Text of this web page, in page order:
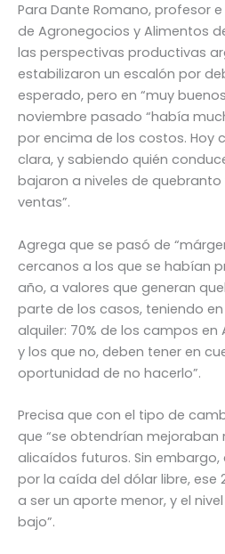
Para Dante Romano, profesor
de Agronegocios y Alimentos
las perspectivas productivas
estabilizaron un escalón por
esperado, pero en “muy
noviembre pasado “había
por encima de los costos. Hoy
clara, y sabiendo quién
bajaron a niveles de quebranto
ventas”.
Agrega que se pasó de
cercanos a los que se habían
año, a valores que generan
parte de los casos, teniendo
alquiler: 70% de los campos en
y los que no, deben tener en
oportunidad de no hacerlo”.
Precisa que con el tipo de
que “se obtendrían mejoraban
alicaídos futuros. Sin
por la caída del dólar libre, ese
a ser un aporte menor, y el
bajo”.